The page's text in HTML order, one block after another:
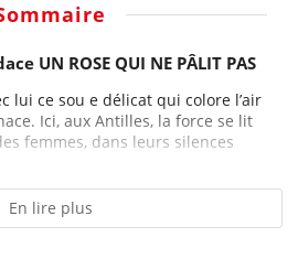
UN ROSE QUI NE PÂLIT PAS
lui ce sou e délicat qui colore l’air
Ici, aux Antilles, la force se lit
femmes, dans leurs silences
En lire plus